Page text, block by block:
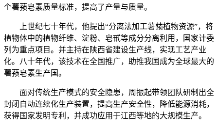
个薯蓣皂素质量标准，提高了产量与质量。
上世纪七十年代，他提出“分离法加工薯蓣植物资源”，将
植物体中的植物纤维、淀粉、皂甙等成分分离利用，国家计委
列为重点项目。并主持在陕西省建设生产线，实现工艺产业
化。八十年代，该技术在全国推广，助推我国成为全球最大的
薯蓣皂素生产国。
面对传统生产模式的安全隐患，周振起带领团队研制出全
封闭自动连续化生产装置，提高生产安全性，降低能源消耗，
获得国家发明专利，并成功应用于江西等地的大规模生产。